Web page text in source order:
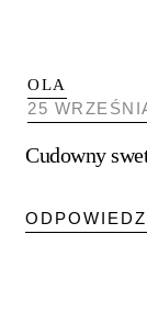
OLA
25
Cudowny
ODPOWIEDZ